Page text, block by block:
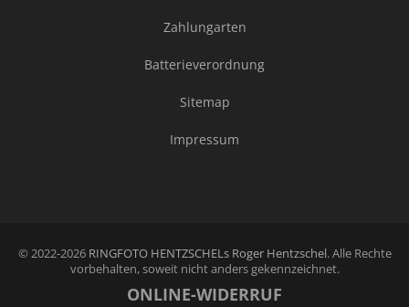
Zahlungarten
Batterieverordnung
Sitemap
Impressum
© 2022-2026 RINGFOTO HENTZSCHELs Roger Hentzschel. Alle Rechte
vorbehalten, soweit nicht anders gekennzeichnet.
ONLINE-WIDERRUF